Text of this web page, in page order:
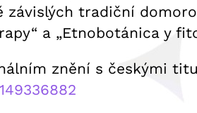
závislých tradiční
a „Etnobotánica y
znění s českými